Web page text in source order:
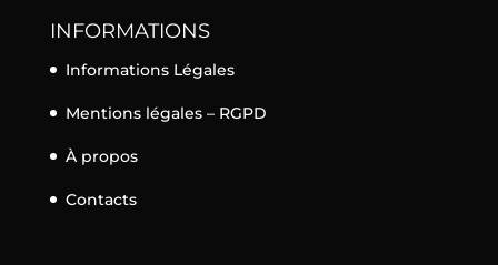
INFORMATIONS
Informations Légales
Mentions légales – RGPD
À propos
Contacts